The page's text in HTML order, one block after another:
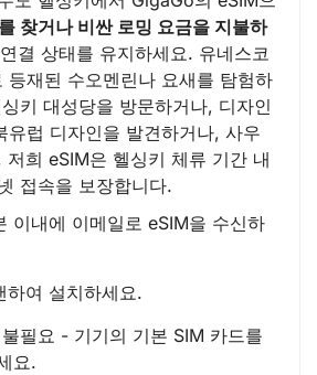
찾거나 비싼 로밍 요금을 지불하
연결 상태를 유지하세요. 유네스코
등재된 수오멘린나 요새를 탐험하
키 대성당을 방문하거나, 디자인
유럽 디자인을 발견하거나, 사우
저희 eSIM은 헬싱키 체류 기간 내
접속을 보장합니다.
이내에 이메일로 eSIM을 수신하
하여 설치하세요.
필요 - 기기의 기본 SIM 카드를
요.